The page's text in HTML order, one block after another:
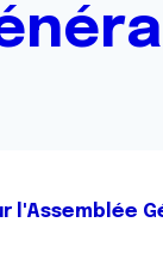
l'Assemblée